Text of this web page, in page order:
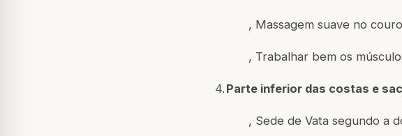
, Massagem suave no
, Trabalhar bem os
4. Parte inferior das costas e
, Sede de Vata segundo a